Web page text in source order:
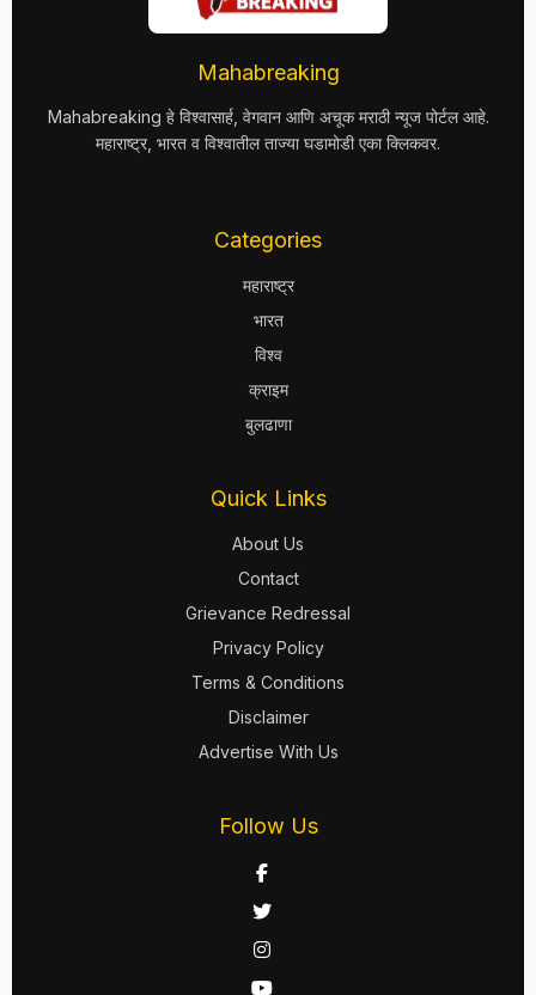
Mahabreaking
Mahabreaking हे विश्वासार्ह, वेगवान आणि अचूक मराठी न्यूज पोर्टल आहे.
महाराष्ट्र, भारत व विश्वातील ताज्या घडामोडी एका क्लिकवर.
Categories
महाराष्ट्र
भारत
विश्व
क्राइम
बुलढाणा
Quick Links
About Us
Contact
Grievance Redressal
Privacy Policy
Terms & Conditions
Disclaimer
Advertise With Us
Follow Us